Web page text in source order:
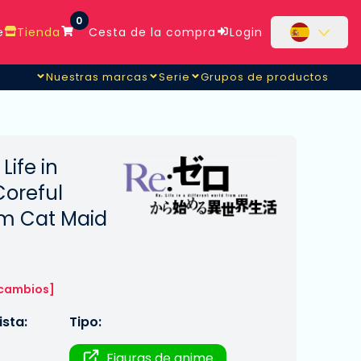
Tienda
0
Cesta de la compra Login
Nuestras marcas Serie Grupos de productos
in
Cat Maid
Tipo: